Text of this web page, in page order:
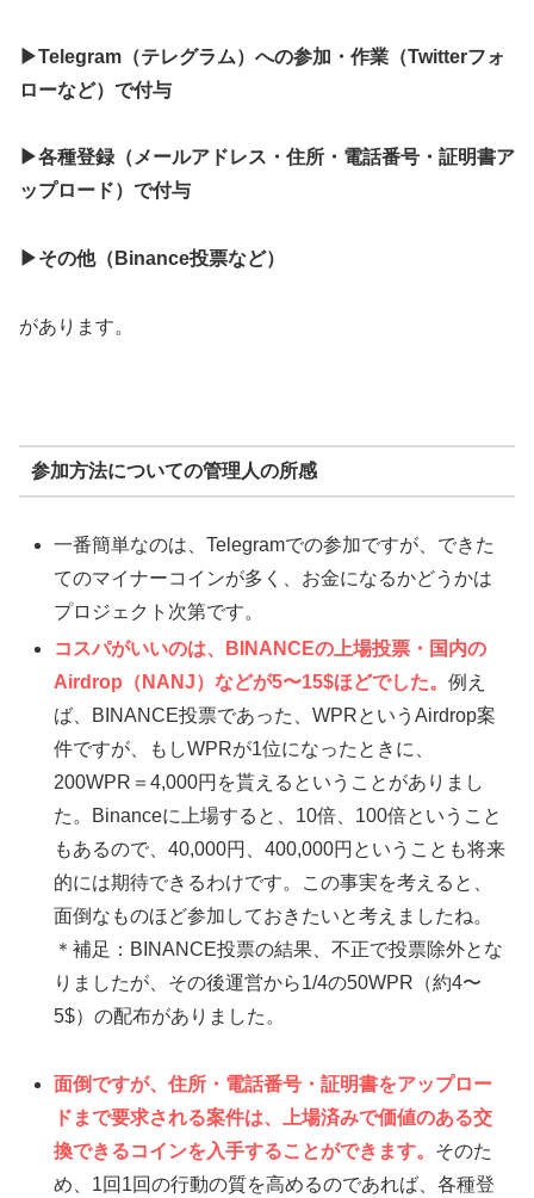
▶Telegram（テレグラム）への参加・作業（Twitterフォ
ローなど）で付与
▶各種登録（メールアドレス・住所・電話番号・証明書ア
ップロード）で付与
▶その他（Binance投票など）
があります。
参加方法についての管理人の所感
一番簡単なのは、Telegramでの参加ですが、できた
てのマイナーコインが多く、お金になるかどうかは
プロジェクト次第です。
コスパがいいのは、BINANCEの上場投票・国内の
Airdrop（NANJ）などが5〜15$ほどでした。例え
ば、BINANCE投票であった、WPRというAirdrop案
件ですが、もしWPRが1位になったときに、
200WPR＝4,000円を貰えるということがありまし
た。Binanceに上場すると、10倍、100倍ということ
もあるので、40,000円、400,000円ということも将来
的には期待できるわけです。この事実を考えると、
面倒なものほど参加しておきたいと考えましたね。
＊補足：BINANCE投票の結果、不正で投票除外とな
りましたが、その後運営から1/4の50WPR（約4〜
5$）の配布がありました。
面倒ですが、住所・電話番号・証明書をアップロー
ドまで要求される案件は、上場済みで価値のある交
換できるコインを入手することができます。 そのた
め、1回1回の行動の質を高めるのであれば、各種登